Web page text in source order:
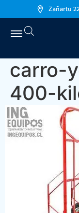
Zañartu
carro-
400-